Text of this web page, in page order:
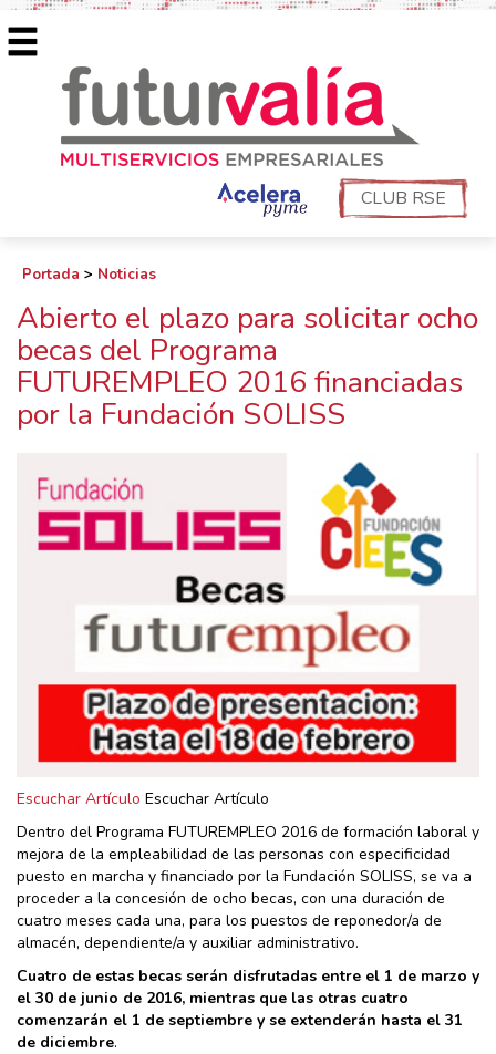
CLUB RSE
Portada > Noticias
Abierto el plazo para solicitar ocho
becas del Programa
FUTUREMPLEO 2016 financiadas
por la Fundación SOLISS
Escuchar Artículo Escuchar Artículo
Dentro del Programa FUTUREMPLEO 2016 de formación laboral y
mejora de la empleabilidad de las personas con especificidad
puesto en marcha y financiado por la Fundación SOLISS, se va a
proceder a la concesión de ocho becas, con una duración de
cuatro meses cada una, para los puestos de reponedor/a de
almacén, dependiente/a y auxiliar administrativo.
Cuatro de estas becas serán disfrutadas entre el 1 de marzo y
el 30 de junio de 2016, mientras que las otras cuatro
comenzarán el 1 de septiembre y se extenderán hasta el 31
de diciembre.